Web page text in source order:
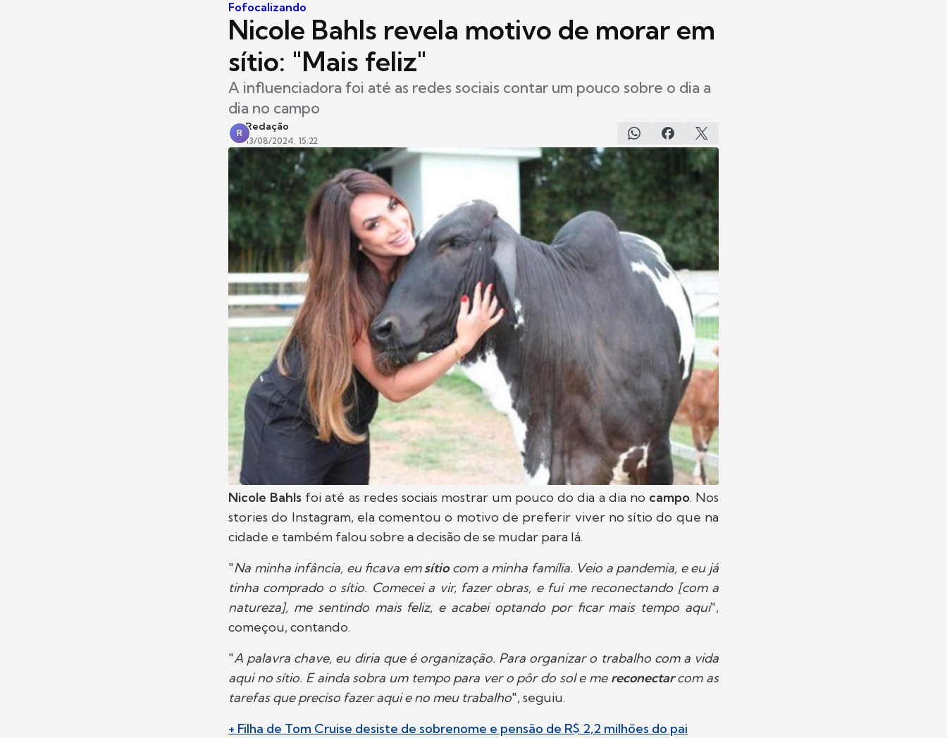
Fofocalizando
Nicole Bahls revela motivo de morar em
sítio: "Mais feliz"
A influenciadora foi até as redes sociais contar um pouco sobre o dia a
dia no campo
R
Redação
13/08/2024, 15:22
Nicole Bahls foi até as redes sociais mostrar um pouco do dia a dia no campo. Nos
stories do Instagram, ela comentou o motivo de preferir viver no sítio do que na
cidade e também falou sobre a decisão de se mudar para lá.
"Na minha infância, eu ficava emsítiocom a minha família. Veio a pandemia, e eu já
tinha comprado o sítio. Comecei a vir, fazer obras, e fui me reconectando [com a
natureza], me sentindo mais feliz, e acabei optando por ficar mais tempo aqui",
começou, contando.
"A palavra chave, eu diria que é organização. Para organizar o trabalho com a vida
aqui no sítio. E ainda sobra um tempo para ver o pôr do sol e me reconectarcom as
tarefas que preciso fazer aqui e no meu trabalho", seguiu.
+ Filha de Tom Cruise desiste de sobrenome e pensão de R$ 2,2 milhões do pai